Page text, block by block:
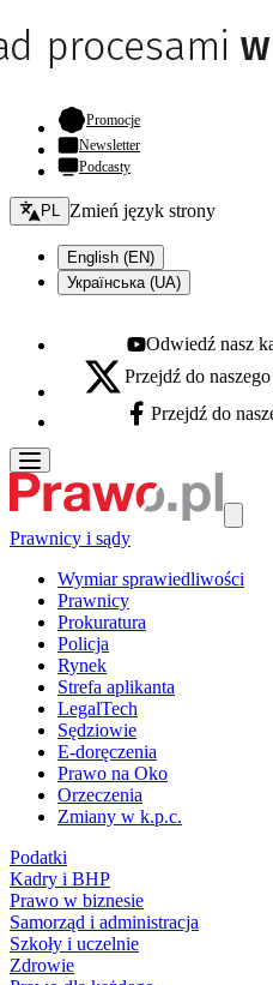
Promocje- otwiera się w nowej
Newsletter
Podcasty
Zmień język - bieżący:
PL Zmień język strony
English (EN)
Українська (UA)
Youtube - otwiera się w
Odwiedź nasz
X - otwiera się w nowej karcie
Przejdź do
Facebook - otwiera się w
Przejdź do
Prawnicy i sądy
Wymiar sprawiedliwości
Prawnicy
Prokuratura
Policja
Rynek
Strefa aplikanta
LegalTech
Sędziowie
E-doręczenia
Prawo na Oko
Orzeczenia
Zmiany w k.p.c.
Podatki
Kadry i BHP
Prawo w biznesie
Samorząd i administracja
Szkoły i uczelnie
Zdrowie